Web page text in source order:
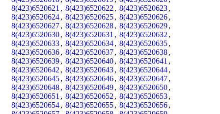
8(423)6520621 , 8(423)6520622 , 8(423)6520623,
8(423)6520624, 8(423)6520625, 8(423)6520626,
8(423)6520627, 8(423)6520628, 8(423)6520629,
8(423)6520630, 8(423)6520631 , 8(423)6520632 ,
8(423)6520633, 8(423)6520634, 8(423)6520635,
8(423)6520636, 8(423)6520637, 8(423)6520638,
8(423)6520639, 8(423)6520640, 8(423)6520641 ,
8(423)6520642 , 8(423)6520643, 8(423)6520644,
8(423)6520645, 8(423)6520646, 8(423)6520647,
8(423)6520648, 8(423)6520649, 8(423)6520650,
8(423)6520651 , 8(423)6520652 , 8(423)6520653,
8(423)6520654, 8(423)6520655, 8(423)6520656,